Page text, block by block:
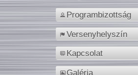
Programbizottság
Versenyhelyszín
Kapcsolat
Galéria